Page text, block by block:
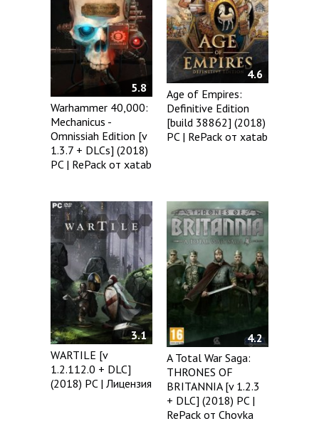
5.8
Warhammer 40,000:
Mechanicus -
Omnissiah Edition [v
1.3.7 + DLCs] (2018)
PC | RePack от xatab
4.6
Age of Empires:
Definitive Edition
[build 38862] (2018)
PC | RePack от xatab
3.1
WARTILE [v
1.2.112.0 + DLC]
(2018) PC | Лицензия
4.2
A Total War Saga:
THRONES OF
BRITANNIA [v 1.2.3
+ DLC] (2018) PC |
RePack от Chovka